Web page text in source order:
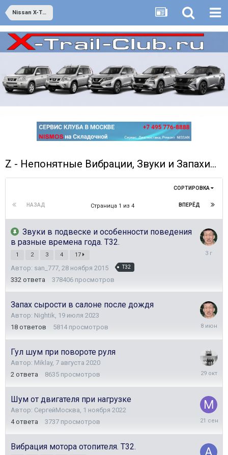
Nissan X-Trail третьего поколения - он же Т32 - выпуск с 2014 года
Z - Непонятные Вибрации, Звуки и Запахи...
СОРТИРОВКА
НАЗАД ВПЕРЁД
Страница 1 из 4
Звуки в подвеске и особенности поведения
в разные времена года. Т32.
1 2 3 4 17
Автор: san_777 28 ноября 2015 Т32
332 ответа 378406 просмотров
Запах сырости в салоне после дождя
Автор: Nightik, 19 июля 2023
18 ответов 5814 просмотров
8
Гул шум при повороте руля
Автор: Miklay, 7 августа 2020
2 ответа 8635 просмотров
29
Шум от двигателя при нагрузке
Автор: СергейМосква, 1 ноября 2022
4 ответа 3737 просмотров
21
Вибрация мотора отопителя. Т32.